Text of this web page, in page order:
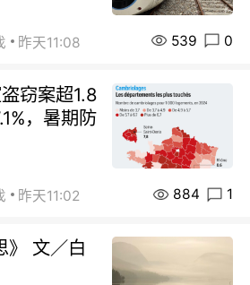
昨天11:08 539 0
窃案超1.8
，暑期防
昨天11:02 884 1
》 文／白